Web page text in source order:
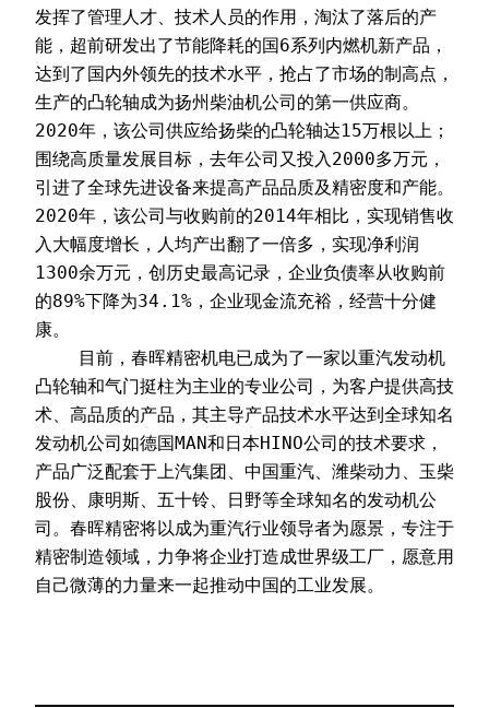
发挥了管理人才、技术人员的作用，淘汰了落后的产
能，超前研发出了节能降耗的国6系列内燃机新产品，
达到了国内外领先的技术水平，抢占了市场的制高点，
生产的凸轮轴成为扬州柴油机公司的第一供应商。
2020年，该公司供应给扬柴的凸轮轴达15万根以上；
围绕高质量发展目标，去年公司又投入2000多万元，
引进了全球先进设备来提高产品品质及精密度和产能。
2020年，该公司与收购前的2014年相比，实现销售收
入大幅度增长，人均产出翻了一倍多，实现净利润
1300余万元，创历史最高记录，企业负债率从收购前
的89%下降为34.1%，企业现金流充裕，经营十分健
康。
凸轮轴和气门挺柱为主业的专业公司，为客户提供高技
术、高品质的产品，其主导产品技术水平达到全球知名
发动机公司如德国MAN和日本HINO公司的技术要求，
产品广泛配套于上汽集团、中国重汽、潍柴动力、玉柴
股份、康明斯、五十铃、日野等全球知名的发动机公
司。春晖精密将以成为重汽行业领导者为愿景，专注于
精密制造领域，力争将企业打造成世界级工厂，愿意用
自己微薄的力量来一起推动中国的工业发展。